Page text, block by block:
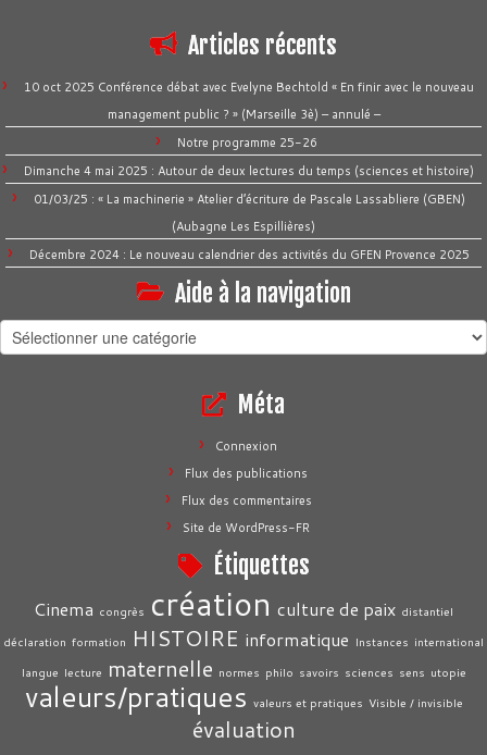
Articles récents
10 oct 2025 Conférence débat avec Evelyne Bechtold « En finir avec le nouveau
management public ? » (Marseille 3è) – annulé –
Notre programme 25-26
Dimanche 4 mai 2025 : Autour de deux lectures du temps (sciences et histoire)
01/03/25 : « La machinerie » Atelier d’écriture de Pascale Lassabliere (GBEN)
(Aubagne Les Espillières)
Décembre 2024 : Le nouveau calendrier des activités du GFEN Provence 2025
Aide à la navigation
Aide
à
Méta
Connexion
Flux des publications
Flux des commentaires
Site de WordPress-FR
Étiquettes
Cinema congrès création culture de paix distantiel
déclaration formation HISTOIRE informatique Instances international
langue lecture maternelle normes philo savoirs sciences sens utopie
valeurs/pratiques valeurs et pratiques Visible / invisible
évaluation